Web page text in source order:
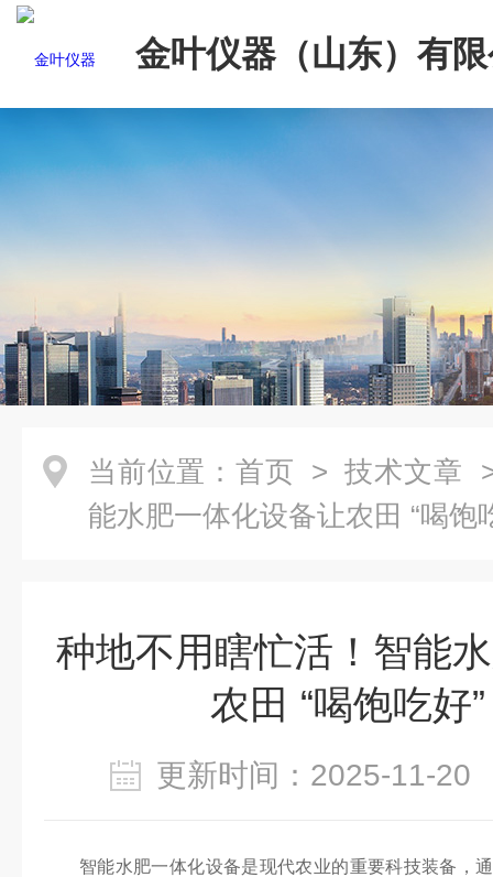
金叶仪器（山东）有
当前位置： 首页 > 技术文章
能水肥一体化设备让农田 “喝饱
种地不用瞎忙活！智能
农田 “喝饱吃好
更新时间：2025-11-
智能水肥一体化设备是现代农业的重要科技装备，